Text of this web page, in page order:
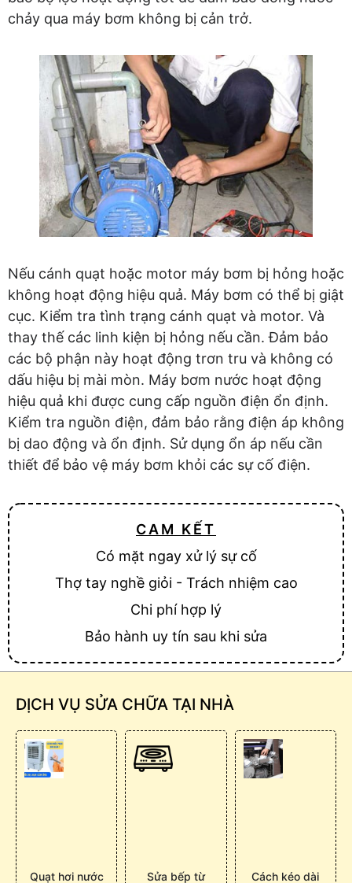
chảy qua máy bơm không bị cản trở.
Nếu cánh quạt hoặc motor máy bơm bị hỏng hoặc
không hoạt động hiệu quả. Máy bơm có thể bị giật
cục. Kiểm tra tình trạng cánh quạt và motor. Và
thay thế các linh kiện bị hỏng nếu cần. Đảm bảo
các bộ phận này hoạt động trơn tru và không có
dấu hiệu bị mài mòn. Máy bơm nước hoạt động
hiệu quả khi được cung cấp nguồn điện ổn định.
Kiểm tra nguồn điện, đảm bảo rằng điện áp không
bị dao động và ổn định. Sử dụng ổn áp nếu cần
thiết để bảo vệ máy bơm khỏi các sự cố điện.
CAM KẾT
Có mặt ngay xử lý sự cố
Thợ tay nghề giỏi - Trách nhiệm cao
Chi phí hợp lý
Bảo hành uy tín sau khi sửa
DỊCH VỤ SỬA CHỮA TẠI NHÀ
Quạt hơi nước
Sửa bếp từ
Cách kéo dài